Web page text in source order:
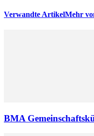
Verwandte ArtikelMehr
BMA